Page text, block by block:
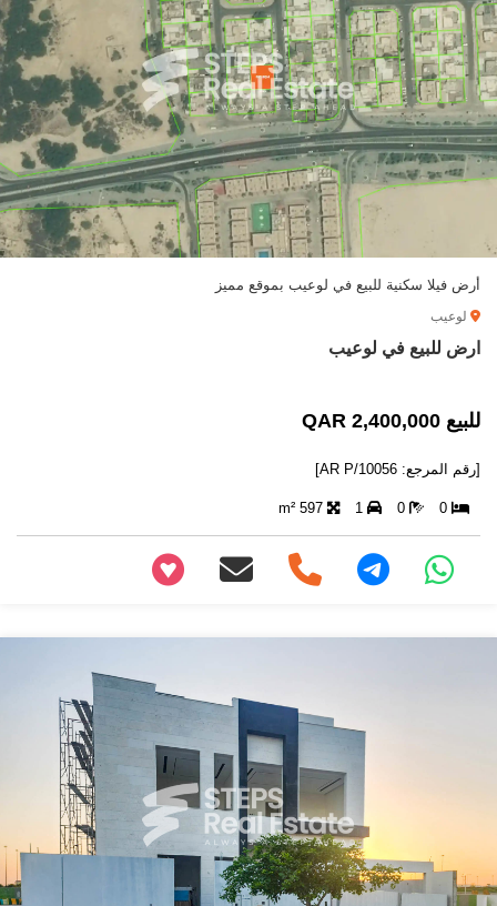
أرض فيلا سكنية للبيع في لوعيب بموقع مميز
لوعيب
ارض للبيع في لوعيب
للبيع 2,400,000 QAR
[رقم المرجع: AR P/10056]
0
0
1
597 m²